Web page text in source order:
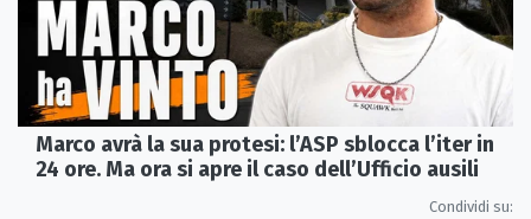
Marco avrà la sua protesi: l’ASP sblocca l’iter in
24 ore. Ma ora si apre il caso dell’Ufficio ausili
Condividi su: